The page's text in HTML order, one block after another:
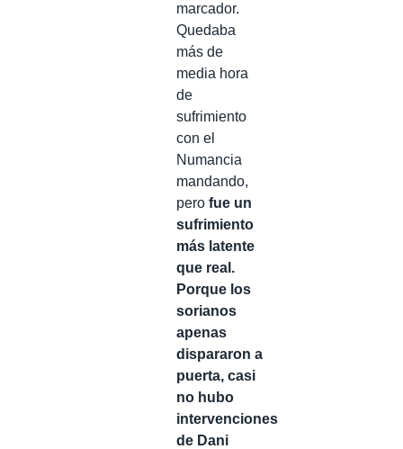
marcador.
Quedaba
más de
media hora
de
sufrimiento
con el
Numancia
mandando,
pero fue un
sufrimiento
más latente
que real.
Porque los
sorianos
apenas
dispararon a
puerta, casi
no hubo
intervenciones
de Dani